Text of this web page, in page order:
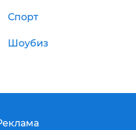
Спорт
Шоубиз